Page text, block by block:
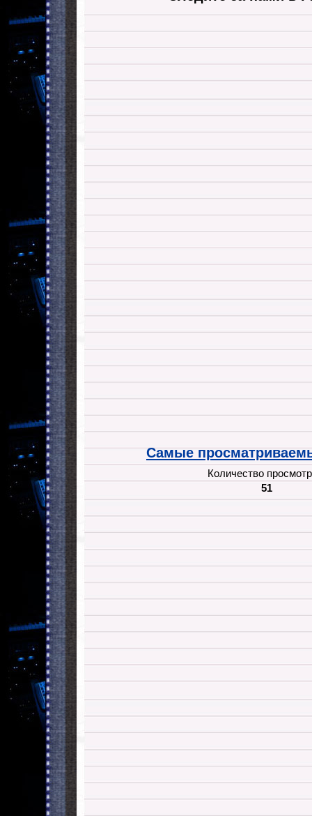
Самые
Количество
51